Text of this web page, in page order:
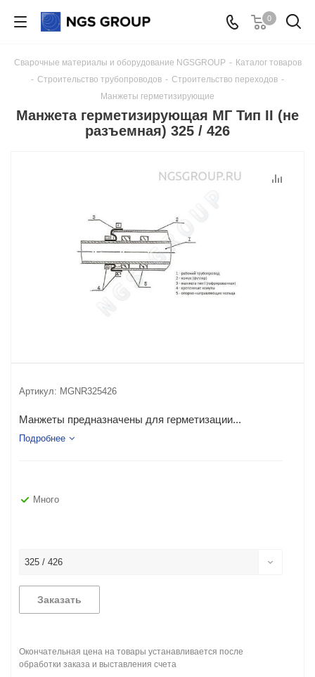
0
Сварочные материалы и оборудование NGSGROUP - Каталог товаров
- Строительство трубопроводов - Строительство переходов -
Манжеты герметизирующие
Манжета герметизирующая МГ Тип II (не
разъемная) 325 / 426
Артикул: MGNR325426
Манжеты предназначены для герметизации...
Подробнее
Много
325 / 426
Заказать
Окончательная цена на товары устанавливается после
обработки заказа и выставления счета